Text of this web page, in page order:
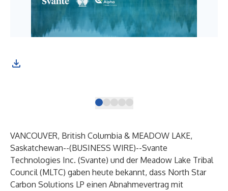
VANCOUVER, British Columbia & MEADOW LAKE,
Saskatchewan--(BUSINESS WIRE)--Svante
Technologies Inc. (Svante) und der Meadow Lake Tribal
Council (MLTC) gaben heute bekannt, dass North Star
Carbon Solutions LP einen Abnahmevertrag mit